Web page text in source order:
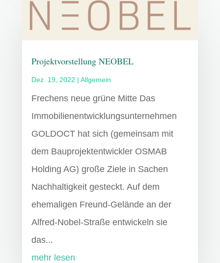
Projektvorstellung NEOBEL
Dez. 19, 2022 | Allgemein
Frechens neue grüne Mitte Das
Immobilienentwicklungsunternehmen
GOLDOCT hat sich (gemeinsam mit
dem Bauprojektentwickler OSMAB
Holding AG) große Ziele in Sachen
Nachhaltigkeit gesteckt. Auf dem
ehemaligen Freund-Gelände an der
Alfred-Nobel-Straße entwickeln sie
das...
mehr lesen